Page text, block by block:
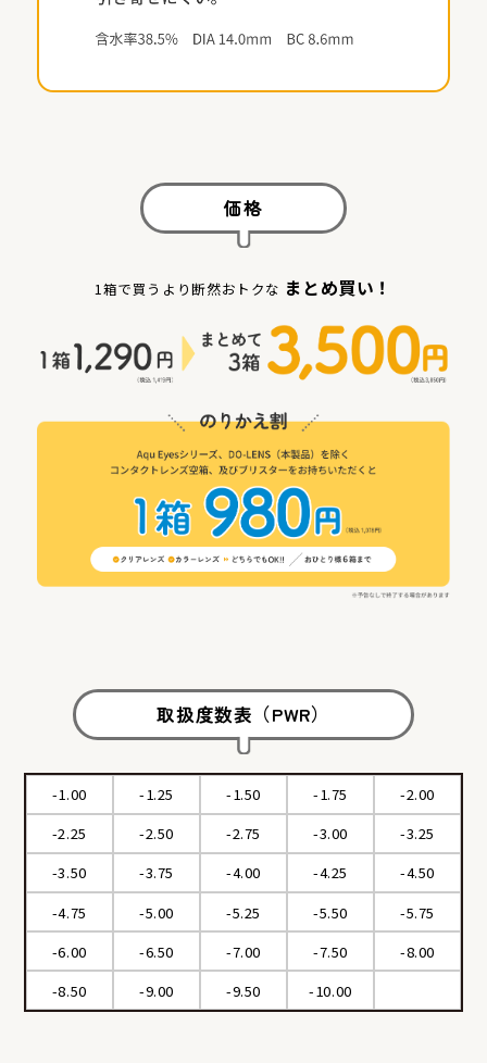
価格
1箱で買うより断然おトクな まとめ買い！
取扱度数表（PWR）
-1.00 -1.25 -1.50 -1.75
-2.00
-2.25
-2.50 -2.75 -3.00
-3.25
-3.50
-3.75 -4.00 -4.25
-4.50
-4.75
-5.00 -5.25 -5.50
-5.75
-6.00
-6.50 -7.00 -7.50
-8.00
-8.50
-9.00 -9.50 -10.00